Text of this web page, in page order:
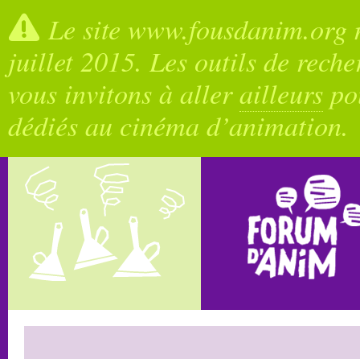
Le site
juillet 2015. Les outils de
vous invitons à allerailleurs
dédiés au cinéma d’animation.